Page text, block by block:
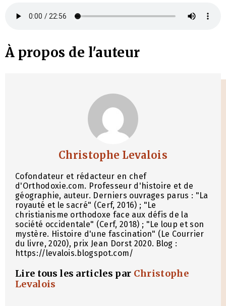
À propos de l'auteur
Christophe Levalois
Cofondateur et rédacteur en chef
d'Orthodoxie.com. Professeur d'histoire et de
géographie, auteur. Derniers ouvrages parus : "La
royauté et le sacré" (Cerf, 2016) ; "Le
christianisme orthodoxe face aux défis de la
société occidentale" (Cerf, 2018) ; "Le loup et son
mystère. Histoire d'une fascination" (Le Courrier
du livre, 2020), prix Jean Dorst 2020. Blog :
https://levalois.blogspot.com/
Lire tous les articles par Christophe
Levalois